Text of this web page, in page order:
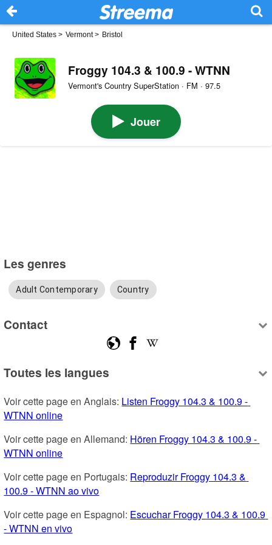
United States > Vermont> Bristol
Froggy 104.3 & 100.9 - WTNN
Vermont's Country SuperStation · FM · 97.5
Jouer
Les genres
Adult Contemporary Country
Contact
Toutes les langues
Voir cette page en Anglais: Listen Froggy 104.3 & 100.9 -
WTNN online
Voir cette page en Allemand: Hören Froggy 104.3 & 100.9 -
WTNN online
Voir cette page en Portugais: Reproduzir Froggy 104.3 &
100.9 - WTNN ao vivo
Voir cette page en Espagnol: Escuchar Froggy 104.3 & 100.9
- WTNN en vivo